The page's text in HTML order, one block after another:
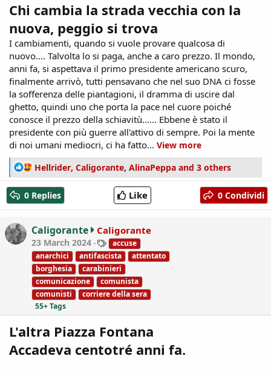
Chi cambia la strada vecchia con la
nuova, peggio si trova
I cambiamenti, quando si vuole provare qualcosa di
nuovo.... Talvolta lo si paga, anche a caro prezzo. Il mondo,
anni fa, si aspettava il primo presidente americano scuro,
finalmente arrivò, tutti pensavano che nel suo DNA ci fosse
la sofferenza delle piantagioni, il dramma di uscire dal
ghetto, quindi uno che porta la pace nel cuore poiché
conosce il prezzo della schiavitù...... Ebbene è stato il
presidente con più guerre all'attivo di sempre. Poi la mente
di noi umani mediocri, ci ha fatto... View more
R
e
a
c
t
i
o
n
s
Hellrider, Caligorante, AlinaPeppa and 3 others
0 Replies Like 0 Condividi
Caligorante Caligorante
23 March 2024
T
a
g
s
accuse
anarchici
antifascista
attentato
borghesia
carabinieri
comunicazione
comunista
comunisti
corriere della sera
55+ Tags
L'altra Piazza Fontana
Accadeva centotré anni fa.